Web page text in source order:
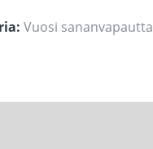
Vuosi sananvapautta